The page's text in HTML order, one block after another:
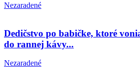
Nezaradené
Dedičstvo po babičke, ktoré
do rannej kávy...
Nezaradené